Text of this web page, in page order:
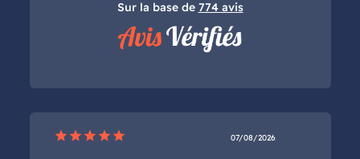
Sur la base de 774 avis
star star star star star 07/08/2026